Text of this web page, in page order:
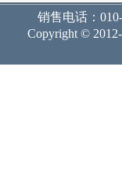
销售电话：
Copyright ©